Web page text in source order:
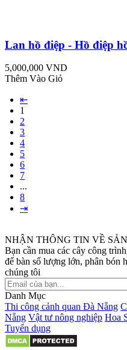
Lan hồ điệp - Hồ điệp
5,000,000 VND
Thêm Vào Giỏ
⇤
1
2
3
4
5
6
7
...
8
⇥
NHẬN THÔNG TIN VỀ
Bạn cần mua các cây công
để bàn số lượng lớn, phân bón
chúng tôi
Danh Mục
Thi công cảnh quan Đà Nẵng
Nẵng Vật tư nông nghiệp Hoa
Tuyển dụng